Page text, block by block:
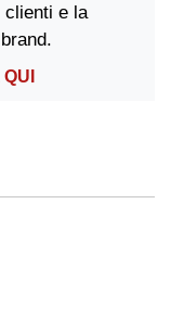
clienti e la